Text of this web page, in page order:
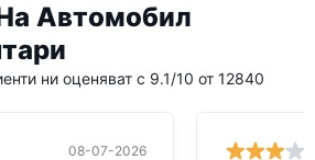
Автомобил
ни оценяват с 9.1/10 от 12840
08-07-2026